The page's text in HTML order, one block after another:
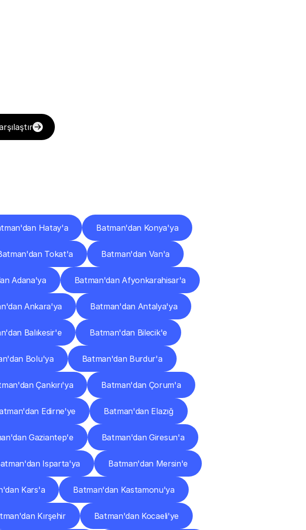
Hatay'a Batman'dan Konya'ya
Tokat'a Batman'dan Van'a
Adana'ya Batman'dan Afyonkarahisar'a
Ankara'ya Batman'dan Antalya'ya
Balıkesir'e Batman'dan Bilecik'e
Bolu'ya Batman'dan Burdur'a
Çankırı'ya Batman'dan Çorum'a
Edirne'ye Batman'dan Elazığ
Gaziantep'e Batman'dan Giresun'a
Isparta'ya Batman'dan Mersin'e
Kars'a Batman'dan Kastamonu'ya
Kırşehir Batman'dan Kocaeli'ye